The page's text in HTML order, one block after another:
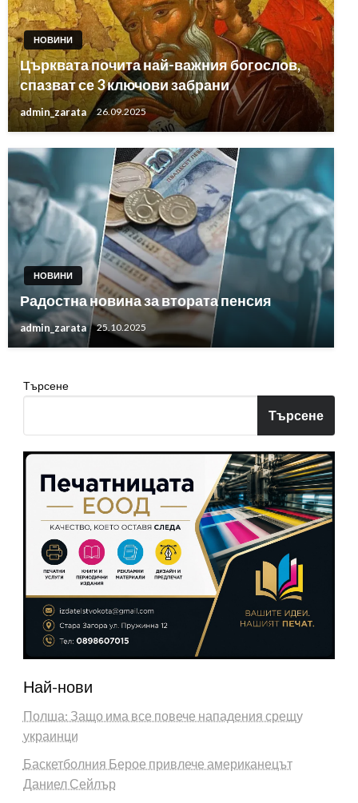
НОВИНИ
Църквата почита най-важния богослов,
спазват се 3 ключови забрани
admin_zarata 26.09.2025
НОВИНИ
Радостна новина за втората пенсия
admin_zarata 25.10.2025
Търсене
Търсене
Най-нови
Полша: Защо има все повече нападения срещу
украинци
Баскетболния Берое привлече американецът
Даниел Сейлър